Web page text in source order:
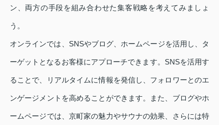
ン、両方の手段を組み合わせた集客戦略を考えてみましょ
う。
オンラインでは、SNSやブログ、ホームページを活用し、タ
ーゲットとなるお客様にアプローチできます。SNSを活用す
ることで、リアルタイムに情報を発信し、フォロワーとのエ
ンゲージメントを高めることができます。また、ブログやホ
ームページでは、京町家の魅力やサウナの効果、さらには特